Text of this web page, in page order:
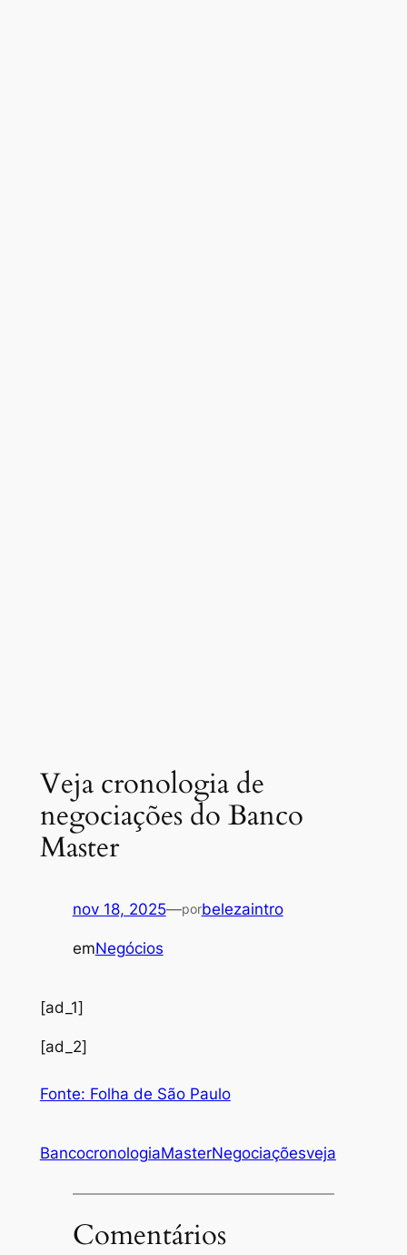
Veja cronologia de
negociações do Banco
Master
nov 18, 2025—porbelezaintro
emNegócios
[ad_1]
[ad_2]
Fonte: Folha de São Paulo
BancocronologiaMasterNegociaçõesveja
Comentários